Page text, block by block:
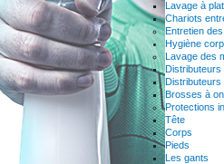
Lavage à plat
Chariots
Entretien
Hygiène
Lavage des
Distributeurs
Distributeurs
Brosses à
Protections
Tête
Corps
Pieds
Les gants